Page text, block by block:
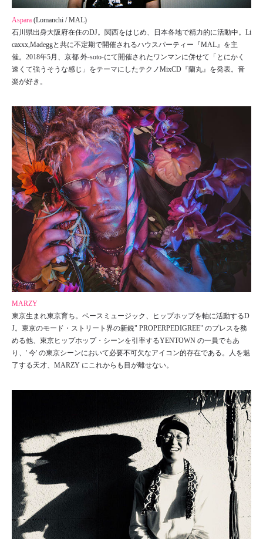
Aspara (Lomanchi / MAL)
石川県出身大阪府在住のDJ。関西をはじめ、日本各地で精力的に活動中。Li
caxxx,Madeggと共に不定期で開催されるハウスパーティー『MAL』を主
催。2018年5月、京都 外-soto-にて開催されたワンマンに併せて「とにかく
速くて強うそうな感じ」をテーマにしたテクノMixCD『蘭丸』を発表。音
楽が好き。
MARZY
東京生まれ東京育ち。ベースミュージック、ヒップホップを軸に活動するD
J。東京のモード・ストリート界の新鋭" PROPERPEDIGREE" のプレスを務
める他、東京ヒップホップ・シーンを引率するYENTOWN の一員でもあ
り、' 今' の東京シーンにおいて必要不可欠なアイコン的存在である。人を魅
了する天才、MARZY にこれからも目が離せない。